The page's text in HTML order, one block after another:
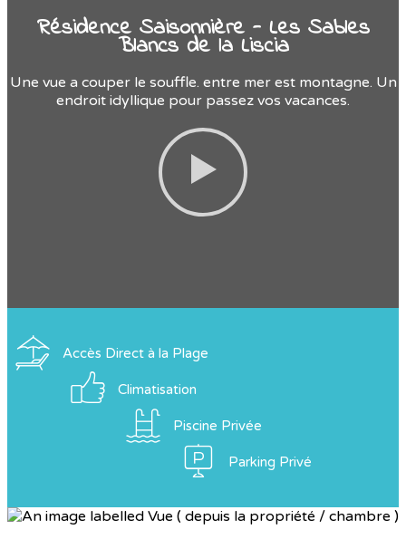
Résidence Saisonnière - Les Sables
Blancs de la Liscia
Une vue a couper le souffle. entre mer est montagne. Un
endroit idyllique pour passez vos vacances.
Accès Direct à la Plage
Climatisation
Piscine Privée
Parking Privé